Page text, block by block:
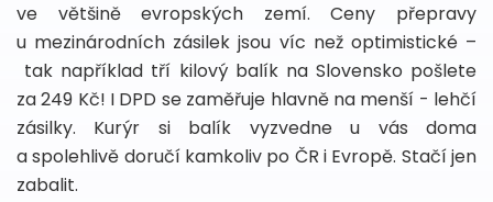
ve většině evropských zemí. Ceny přepravy
u mezinárodních zásilek jsou víc než optimistické –
tak například tří kilový balík na Slovensko pošlete
za 249 Kč! I DPD se zaměřuje hlavně na menší - lehčí
zásilky. Kurýr si balík vyzvedne u vás doma
a spolehlivě doručí kamkoliv po ČR i Evropě. Stačí jen
zabalit.